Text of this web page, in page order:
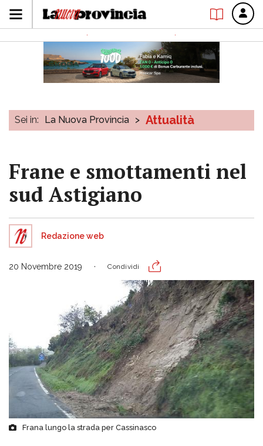
Sei in: La Nuova Provincia > Attualità
Frane e smottamenti nel
sud Astigiano
Redazione web
20 Novembre 2019 Condividi
Frana lungo la strada per Cassinasco